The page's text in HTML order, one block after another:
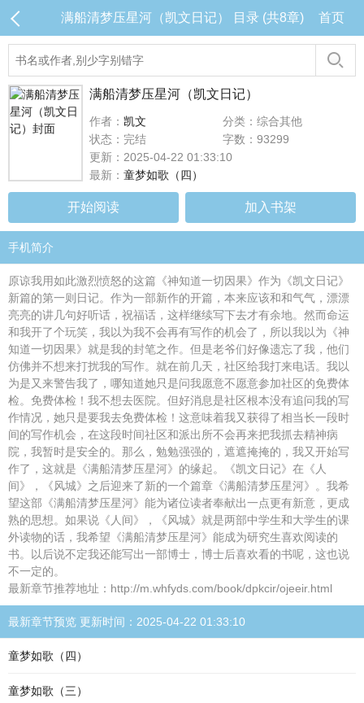
满船清梦压星河（凯文日记） 目录 (共8章) 首页
满船清梦压星河（凯文日记）
作者： 凯文
分类：综合其他
状态：完结
字数：93299
更新：2025-04-22 01:33:10
最新： 童梦如歌（四）
开始阅读 加入书架
手机简介
原谅我用如此激烈愤怒的这篇《神知道一切因果》作为《凯文日记》
新篇的第一则日记。作为一部新作的开篇，本来应该和和气气，漂漂
亮亮的讲几句好听话，祝福话，这样继续写下去才有余地。然而命运
和我开了个玩笑，我以为我不会再有写作的机会了，所以我以为《神
知道一切因果》就是我的封笔之作。但是老爷们好像遗忘了我，他们
仿佛并不想来打扰我的写作。就在前几天，社区给我打来电话。我以
为是又来警告我了，哪知道她只是问我愿意不愿意参加社区的免费体
检。免费体检！我不想去医院。但好消息是社区根本没有追问我的写
作情况，她只是要我去免费体检！这意味着我又获得了相当长一段时
间的写作机会，在这段时间社区和派出所不会再来把我抓去精神病
院，我暂时是安全的。那么，勉勉强强的，遮遮掩掩的，我又开始写
作了，这就是《满船清梦压星河》的缘起。《凯文日记》在《人
间》，《风城》之后迎来了新的一个篇章《满船清梦压星河》。我希
望这部《满船清梦压星河》能为诸位读者奉献出一点更有新意，更成
熟的思想。如果说《人间》，《风城》就是两部中学生和大学生的课
外读物的话，我希望《满船清梦压星河》能成为研究生喜欢阅读的
书。以后说不定我还能写出一部博士，博士后喜欢看的书呢，这也说
不一定的。
最新章节推荐地址：http://m.whfyds.com/book/dpkcir/ojeeir.html
最新章节预览 更新时间：2025-04-22 01:33:10
童梦如歌（四）
童梦如歌（三）